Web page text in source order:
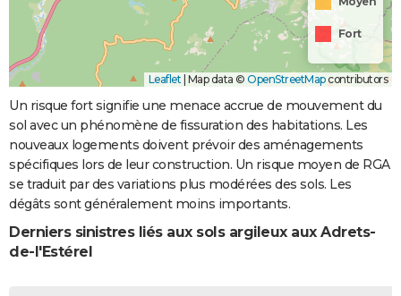
Fort
Leaflet Map data © OpenStreetMapcontributors
Un risque fort signifie une menace accrue de mouvement du
sol avec un phénomène de fissuration des habitations. Les
nouveaux logements doivent prévoir des aménagements
spécifiques lors de leur construction. Un risque moyen de RGA
se traduit par des variations plus modérées des sols. Les
dégâts sont généralement moins importants.
Derniers sinistres liés aux sols argileux aux Adrets-
de-l'Estérel